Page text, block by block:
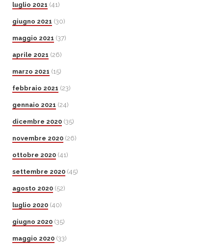
luglio 2021 (41)
giugno 2021 (30)
maggio 2021 (37)
aprile 2021 (26)
marzo 2021 (15)
febbraio 2021 (23)
gennaio 2021 (24)
dicembre 2020 (35)
novembre 2020 (26)
ottobre 2020 (41)
settembre 2020 (45)
agosto 2020 (52)
luglio 2020 (40)
giugno 2020 (35)
maggio 2020 (33)